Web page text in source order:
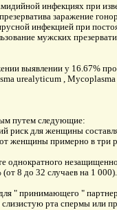
инфекциях при
заражение
инфекцией при
мужских
выявлении у 16.67%
urealyticum ,
путем следующие:
риск для женщины
женщины примерно в три
однократного
8 до 32 случаев на 1
" принимающего "
рта спермы или